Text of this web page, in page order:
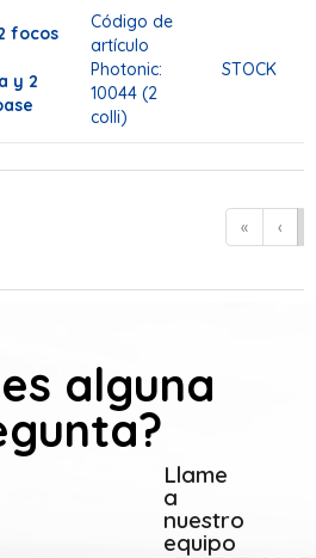
focos
y 2
Código de
artículo
Photonic:
10044 (2
colli)
STOCK
« ‹
alguna
Llame
a
nuestro
equipo